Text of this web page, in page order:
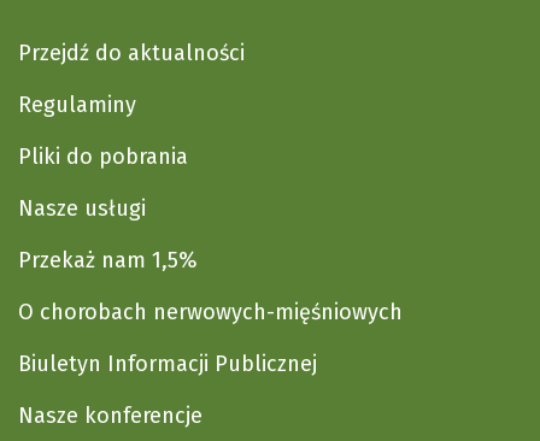
Przejdź do aktualności
Regulaminy
Pliki do pobrania
Nasze usługi
Przekaż nam 1,5%
O chorobach nerwowych-mięśniowych
Biuletyn Informacji Publicznej
Nasze konferencje